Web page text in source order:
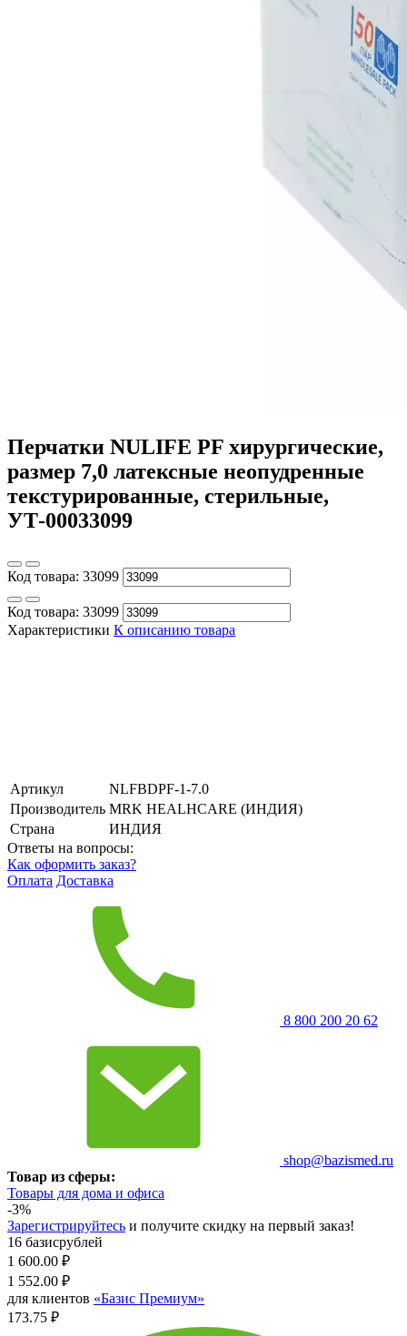
Перчатки NULIFE PF хирургические,
размер 7,0 латексные неопудренные
текстурированные, стерильные,
УТ-00033099
Код товара: 33099
Код товара: 33099
Характеристики К описанию товара
Артикул
NLFBDPF-1-7.0
Производитель MRK HEALHCARE (ИНДИЯ)
Страна
ИНДИЯ
Ответы на вопросы:
Как оформить заказ?
Оплата Доставка
8 800 200 20 62
shop@bazismed.ru
Товар из сферы:
Товары для дома и офиса
-3%
Зарегистрируйтесь и получите скидку на первый заказ!
16 базисрублей
1 600.00 ₽
1 552.00 ₽
для клиентов «Базис Премиум»
173.75 ₽